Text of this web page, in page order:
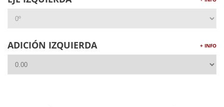
ADICIÓN IZQUIERDA + INFO